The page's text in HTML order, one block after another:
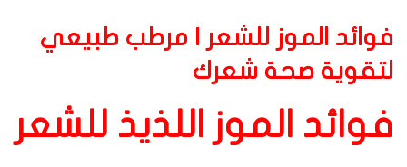
فوائد الموز للشعر | مرطب طبيعي
لتقوية صحة شعرك
فوائد الموز اللذيذ للشعر